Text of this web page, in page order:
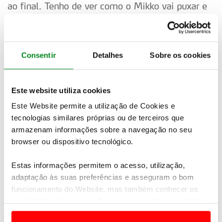
Consentir Detalhes Sobre os cookies
Este website utiliza cookies
Este Website permite a utilização de Cookies e
tecnologias similares próprias ou de terceiros que
armazenam informações sobre a navegação no seu
browser ou dispositivo tecnológico.
Estas informações permitem o acesso, utilização,
adaptação às suas preferências e asseguram o bom
funcionamento do Website, mas também conhecer os
e anúncios de modo a promover produtos e/ou serviços.
ao final. Tenho de ver como o Mikko vai puxar e
tentar ajustar o meu andamento a isso. Mas
“Gostava de ganhar, é certo, mas tenho de ser
realista. Penso que primeiro temos de conseguir
Mikko Hirvonen, Citroen Total Abu Dhabi WRT,
3º +33,7s
“A diferença [para o Latvala] é de 33s, mas será
difícil para mim de manhã. Não pneus
suficientes para fazer as duas secções com
começar com pneus velhos. Vai ser um longo e